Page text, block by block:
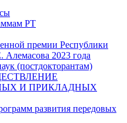
РТ
премии Республики
Алемасова 2023 года
(постдокторантам)
И ПРИКЛАДНЫХ
развития передовых